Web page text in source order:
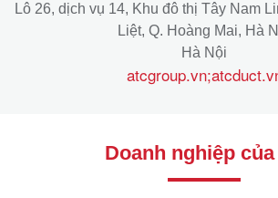
Lô 26, dịch vụ 14, Khu đô thị Tây Nam
Liệt, Q. Hoàng Mai, Hà
Hà Nội
Doanh nghiệp